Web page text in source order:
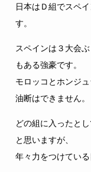
日本はＤ組でスペ
す。
スペインは３大会
もある強豪です。
モロッコとホンジ
油断はできません。
どの組に入ったと
と思いますが、
年々力をつけてい